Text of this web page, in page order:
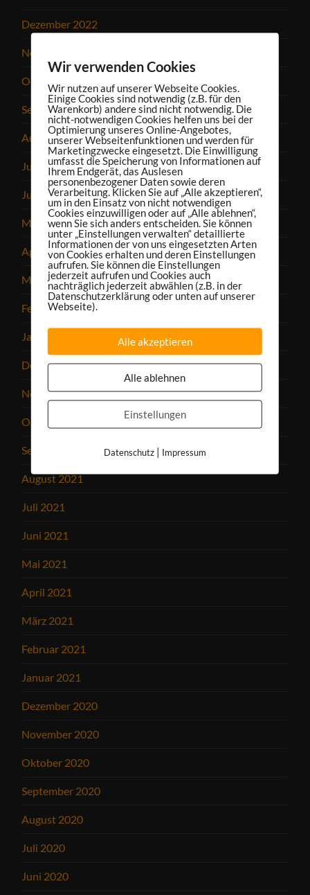
Dezember 2022
November 2022
Oktober 2022
September 2022
August 2022
Juli 2022
Juni 2022
Mai 2022
April 2022
März 2022
Februar 2022
Januar 2022
Dezember 2021
November 2021
Oktober 2021
September 2021
August 2021
Juli 2021
Juni 2021
Mai 2021
April 2021
März 2021
Februar 2021
Januar 2021
Dezember 2020
November 2020
Oktober 2020
September 2020
August 2020
Juli 2020
Juni 2020
Wir verwenden Cookies
Wir nutzen auf unserer Webseite Cookies.
Einige Cookies sind notwendig (z.B. für den
Warenkorb) andere sind nicht notwendig. Die
nicht-notwendigen Cookies helfen uns bei der
Optimierung unseres Online-Angebotes,
unserer Webseitenfunktionen und werden für
Marketingzwecke eingesetzt. Die Einwilligung
umfasst die Speicherung von Informationen auf
Ihrem Endgerät, das Auslesen
personenbezogener Daten sowie deren
Verarbeitung. Klicken Sie auf „Alle akzeptieren“,
um in den Einsatz von nicht notwendigen
Cookies einzuwilligen oder auf „Alle ablehnen“,
wenn Sie sich anders entscheiden. Sie können
unter „Einstellungen verwalten“ detaillierte
Informationen der von uns eingesetzten Arten
von Cookies erhalten und deren Einstellungen
aufrufen. Sie können die Einstellungen
jederzeit aufrufen und Cookies auch
nachträglich jederzeit abwählen (z.B. in der
Datenschutzerklärung oder unten auf unserer
Webseite).
Alle akzeptieren
Alle ablehnen
Einstellungen
Datenschutz| Impressum